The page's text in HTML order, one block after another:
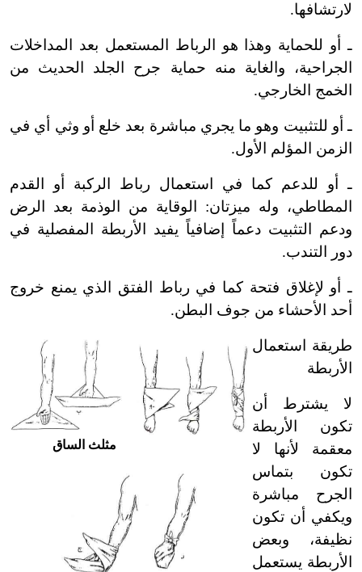
لارتشافها.
ـ أو للحماية وهذا هو الرباط المستعمل بعد المداخلات
الجراحية، والغاية منه حماية جرح الجلد الحديث من
الخمج الخارجي.
ـ أو للتثبيت وهو ما يجري مباشرة بعد خلع أو وثي أي في
الزمن المؤلم الأول.
ـ أو للدعم كما في استعمال رباط الركبة أو القدم
المطاطي، وله ميزتان: الوقاية من الوذمة بعد الرض
ودعم التثبيت دعماً إضافياً يفيد الأربطة المفصلية في
دور التندب.
ـ أو لإغلاق فتحة كما في رباط الفتق الذي يمنع خروج
أحد الأحشاء من جوف البطن.
مثلث الساق
طريقة استعمال
الأربطة
لا يشترط أن
تكون الأربطة
معقمة لأنها لا
تكون بتماس
الجرح مباشرة
ويكفي أن تكون
نظيفة، وبعض
الأربطة يستعمل